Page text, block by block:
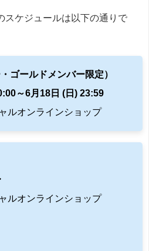
スケジュールは以下の通りで
ゴールドメンバー限定）
～6月18日 (日) 23:59
ルオンラインショップ
ルオンラインショップ